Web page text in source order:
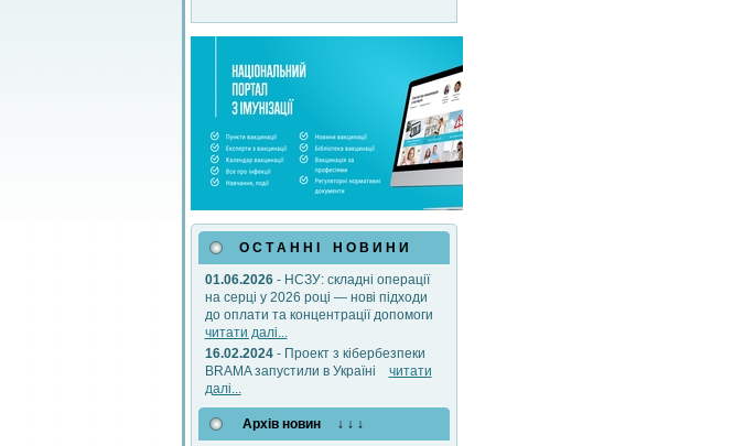
О С Т А Н Н І Н О В И Н И
01.06.2026- НСЗУ: складні операції
на серці у 2026 році — нові підходи
до оплати та концентрації допомоги
читати далі...
16.02.2024- Проект з кібербезпеки
BRAMA запустили в Україні читати
далі...
Архів новин ↓ ↓ ↓